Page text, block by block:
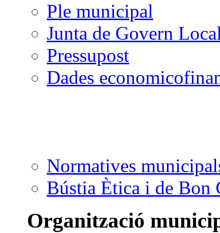
Ple municipal
Junta de Govern
Pressupost
Dades
Normatives
Bústia Ètica i de Bon
Organització